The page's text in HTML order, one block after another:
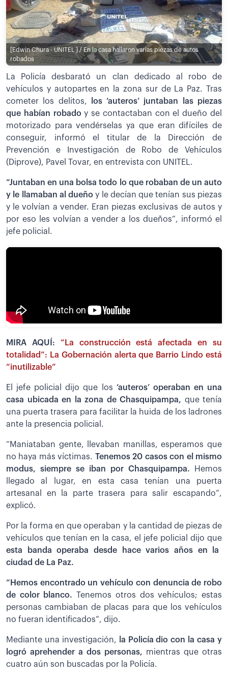
[Edwin Chura - UNITEL ] / En la casa hallaron varias piezas de autos
robados
La Policía desbarató un clan dedicado al robo de
vehículos y autopartes en la zona sur de La Paz. Tras
cometer los delitos,
los ‘auteros’ juntaban las piezas
que habían robadoy se contactaban con el dueño del
motorizado para vendérselas ya que eran difíciles de
conseguir, informó el titular de la Dirección de
Prevención e Investigación de Robo de Vehículos
(Diprove), Pavel Tovar, en entrevista con UNITEL.
“Juntaban en una bolsa todo lo que robaban de un auto
y le llamaban al dueñoy le decían que tenían sus piezas
y le volvían a vender. Eran piezas exclusivas de autos y
por eso les volvían a vender a los dueños”, informó el
jefe policial.
MIRA AQUÍ: “La construcción está afectada en su
totalidad”: La Gobernación alerta que Barrio Lindo está
“inutilizable”
El jefe policial dijo que los ‘auteros’ operaban en una
casa ubicada en la zona de Chasquipampa, que tenía
una puerta trasera para facilitar la huida de los ladrones
ante la presencia policial.
“Maniataban gente, llevaban manillas, esperamos que
no haya más víctimas. Tenemos 20 casos con el mismo
modus, siempre se iban por Chasquipampa. Hemos
llegado al lugar, en esta casa tenían una puerta
artesanal en la parte trasera para salir escapando”,
explicó.
Por la forma en que operaban y la cantidad de piezas de
vehículos que tenían en la casa, el jefe policial dijo que
esta banda operaba desde hace varios años en la
ciudad de La Paz.
“Hemos encontrado un vehículo con denuncia de robo
de color blanco. Tenemos otros dos vehículos; estas
personas cambiaban de placas para que los vehículos
no fueran identificados”, dijo.
Mediante una investigación, la Policía dio con la casa y
logró aprehender a dos personas, mientras que otras
cuatro aún son buscadas por la Policía.